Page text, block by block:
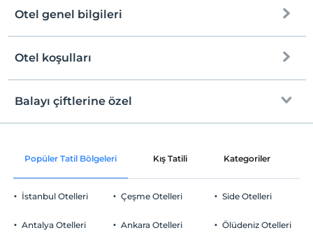
Otel genel bilgileri
Ücretsiz Wi-fi
Otel koşulları
Check/in
En erken saat 13:00 ve sonrası
Check/out
Evcil Hayvan
Sigara
Çocuklar
Balayı çiftlerine özel
Oda süslemesi
Odaya meyve sepeti ikramı
Popüler Tatil Bölgeleri Kış Tatili Kategoriler
İstanbul Otelleri
Antalya Otelleri
Çeşme Otelleri
Ankara Otelleri
Side Otelleri
Ölüdeniz Otelleri